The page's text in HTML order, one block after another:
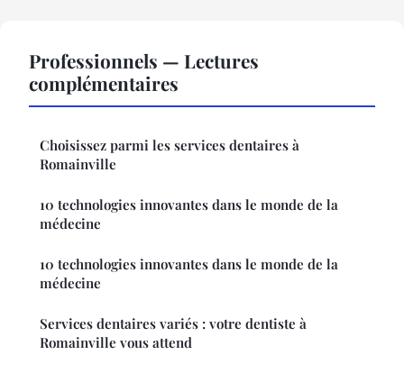
Professionnels — Lectures
complémentaires
Choisissez parmi les services dentaires à
Romainville
10 technologies innovantes dans le monde de la
médecine
10 technologies innovantes dans le monde de la
médecine
Services dentaires variés : votre dentiste à
Romainville vous attend